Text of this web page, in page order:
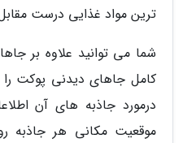
ترین مواد غذایی درست
شما می توانید علاوه بر
کامل جاهای دیدنی پوکت را
درمورد جاذبه های آن
موقعیت مکانی هر جاذبه